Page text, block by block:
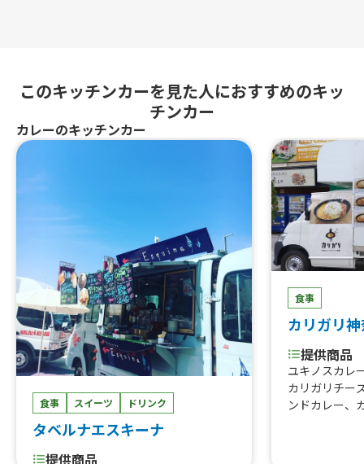
このキッチンカーを見た人におすすめのキッ
チンカー
カレーのキッチンカー
食事 スイーツ ドリンク
タベルナエスキーナ
提供商品
食事
カリガリ
提供商品
ユキノスカレ
カリガリチー
ンドカレー、